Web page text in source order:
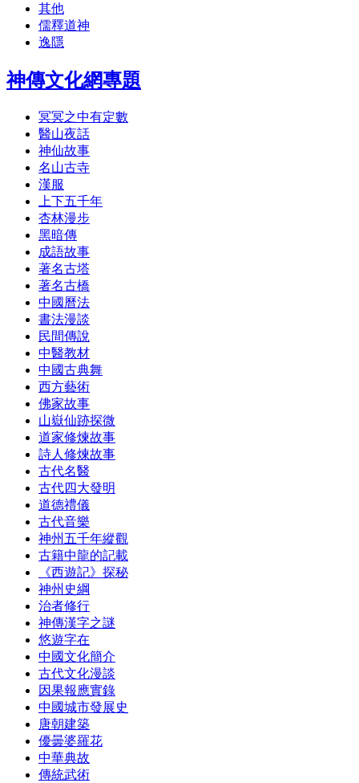
其他
儒釋道神
逸隱
神傳文化網專題
冥冥之中有定數
醫山夜話
神仙故事
名山古寺
漢服
上下五千年
杏林漫步
黑暗傳
成語故事
著名古塔
著名古橋
中國曆法
書法漫談
民間傳說
中醫教材
中國古典舞
西方藝術
佛家故事
山嶽仙跡探微
道家修煉故事
詩人修煉故事
古代名醫
古代四大發明
道德禮儀
古代音樂
神州五千年縱觀
古籍中龍的記載
《西遊記》探秘
神州史綱
治者修行
神傳漢字之謎
悠遊字在
中國文化簡介
古代文化漫談
因果報應實錄
中國城市發展史
唐朝建築
優曇婆羅花
中華典故
傳統武術